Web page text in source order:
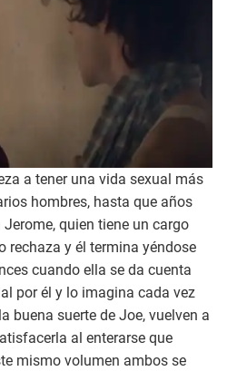
a tener una vida sexual más
hombres, hasta que años
quien tiene un cargo
rechaza y él termina yéndose
cuando ella se da cuenta
por él y lo imagina cada vez
buena suerte de Joe, vuelven a
al enterarse que
mismo volumen ambos se